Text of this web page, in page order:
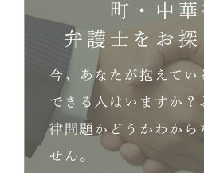
町・中
弁護士をお
今、あなたが抱えてい
できる人はいますか？
律問題かどうかわから
せん。